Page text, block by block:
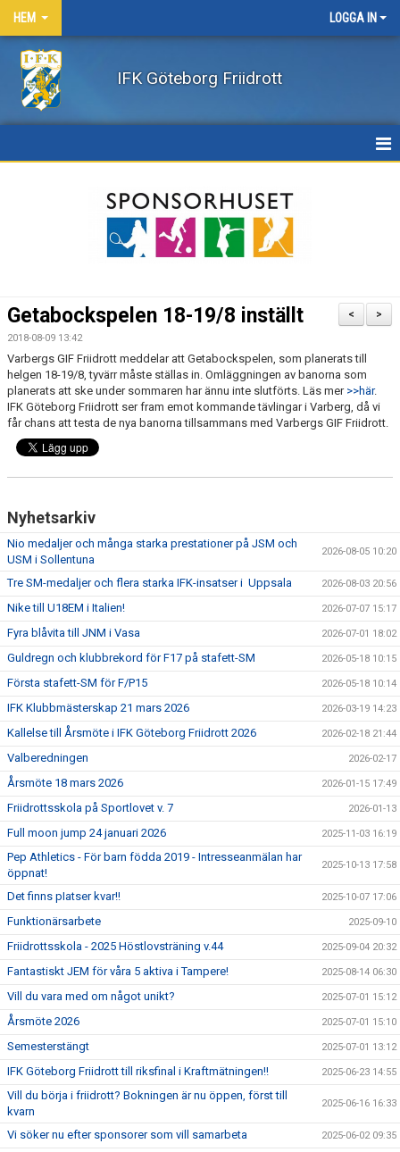
HEM LOGGA IN
IFK Göteborg Friidrott
KLÄDER
LEDARE/UTBILDNING
FUNKTIONÄR
BILDGALLERI
>
<
Getabockspelen 18-19/8 inställt
2018-08-09 13:42
Varbergs GIF Friidrott meddelar att Getabockspelen, som planerats till
helgen 18-19/8, tyvärr måste ställas in. Omläggningen av banorna som
planerats att ske under sommaren har ännu inte slutförts. Läs mer >>här.
IFK Göteborg Friidrott ser fram emot kommande tävlingar i Varberg, då vi
får chans att testa de nya banorna tillsammans med Varbergs GIF Friidrott.
Nyhetsarkiv
Nio medaljer och många starka prestationer på JSM och
USM i Sollentuna
2026-08-05 10:20
Tre SM-medaljer och flera starka IFK-insatser i Uppsala 2026-08-03 20:56
Nike till U18EM i Italien! 2026-07-07 15:17
Fyra blåvita till JNM i Vasa 2026-07-01 18:02
Guldregn och klubbrekord för F17 på stafett-SM 2026-05-18 10:15
Första stafett-SM för F/P15 2026-05-18 10:14
IFK Klubbmästerskap 21 mars 2026 2026-03-19 14:23
Kallelse till Årsmöte i IFK Göteborg Friidrott 2026 2026-02-18 21:44
Valberedningen 2026-02-17
Årsmöte 18 mars 2026 2026-01-15 17:49
Friidrottsskola på Sportlovet v. 7 2026-01-13
Full moon jump 24 januari 2026 2025-11-03 16:19
Pep Athletics - För barn födda 2019 - Intresseanmälan har
öppnat!
2025-10-13 17:58
Det finns pIatser kvar!! 2025-10-07 17:06
Funktionärsarbete 2025-09-10
Friidrottsskola - 2025 Höstlovsträning v.44 2025-09-04 20:32
Fantastiskt JEM för våra 5 aktiva i Tampere! 2025-08-14 06:30
Vill du vara med om något unikt? 2025-07-01 15:12
Årsmöte 2026 2025-07-01 15:10
Semesterstängt 2025-07-01 13:12
IFK Göteborg Friidrott till riksfinal i Kraftmätningen!! 2025-06-23 14:55
Vill du börja i friidrott? Bokningen är nu öppen, först till
kvarn
2025-06-16 16:33
Vi söker nu efter sponsorer som vill samarbeta 2025-06-02 09:35